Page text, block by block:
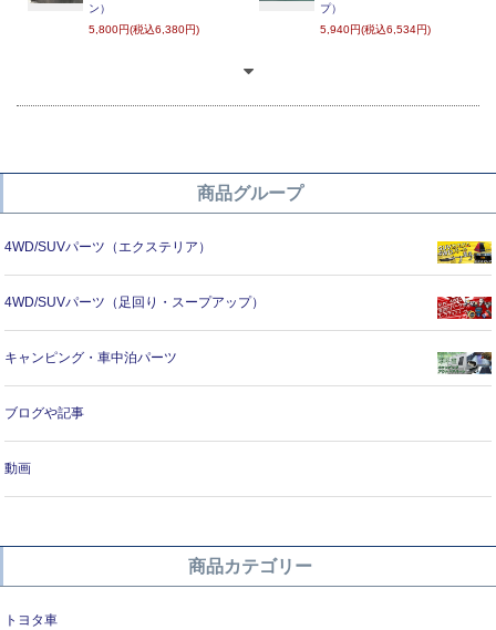
ン）
5,800円(税込6,380円)
プ）
5,940円(税込6,534円)
商品グループ
4WD/SUVパーツ（エクステリア）
4WD/SUVパーツ（足回り・スープアップ）
キャンピング・車中泊パーツ
ブログや記事
動画
商品カテゴリー
トヨタ車